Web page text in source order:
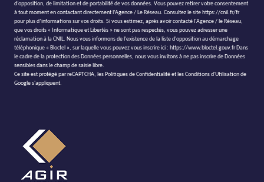
d’opposition, de limitation et de portabilité de vos données. Vous pouvez retirer votre consentement
à tout moment en contactant directement l’Agence / Le Réseau. Consultez le site https://cnil.fr/fr
pour plus d’informations sur vos droits. Si vous estimez, après avoir contacté l'Agence / le Réseau,
que vos droits « Informatique et Libertés » ne sont pas respectés, vous pouvez adresser une
réclamation à la CNIL. Nous vous informons de l’existence de la liste d'opposition au démarchage
téléphonique « Bloctel », sur laquelle vous pouvez vous inscrire ici : https://www.bloctel.gouv.fr Dans
le cadre de la protection des Données personnelles, nous vous invitons à ne pas inscrire de Données
sensibles dans le champ de saisie libre.
Ce site est protégé par reCAPTCHA, les Politiques de Confidentialitéet lesConditions d'Utilisationde
Google s'appliquent.